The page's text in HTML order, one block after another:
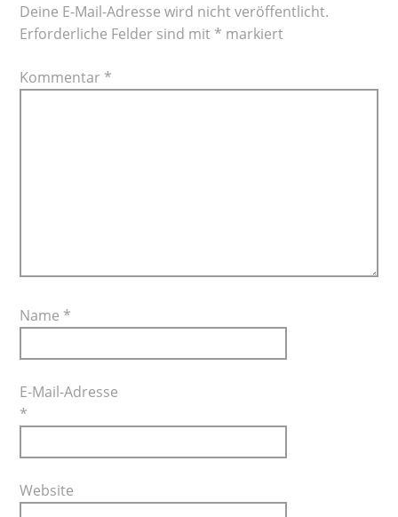
Deine E-Mail-Adresse wird nicht veröffentlicht.
Erforderliche Felder sind mit * markiert
Kommentar *
Name *
E-Mail-Adresse
*
Website